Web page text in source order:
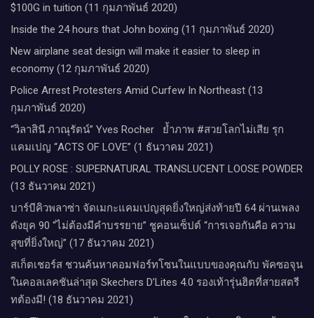
$100G in tuition (11 กุมภาพันธ์ 2020)
Inside the 24 hours that John boxing (11 กุมภาพันธ์ 2020)
New airplane seat design will make it easier to sleep in
economy (12 กุมภาพันธ์ 2020)
Police Arrest Protesters Amid Curfew In Northeast (13
กุมภาพันธ์ 2020)
“วิลาสินี ภาณุรัตน์” Yves Rocher​ ย้ำภาพ #สวยโลกไม่เสีย รุก
แคมเปญ “ACTS OF LOVE” (1 ธันวาคม 2021)
POLLY ROSE : SUPERNATURAL TRANSLUCENT LOOSE POWDER
(13 ธันวาคม 2021)
บาร์บีคิวพลาซ่า จัดเมกะแคมเปญสุดยิ่งใหญ่ส่งท้ายปี 64 ผ่านเพลง
ดังยุค 90 “ไม่ต้องมีคำบรรยาย” ชูคอนเซ็ปต์ “การเจอกันคือ ความ
สุขที่ยิ่งใหญ่” (17 ธันวาคม 2021)
สเก็ตเชอร์ส ชวนค้นหาคอมฟอร์ทโซนในแบบของคุณกับ พัคซอจุน
ในคอลเลคชันล่าสุด Skechers D’Lites 4.0 รองเท้ารุ่นฮิตที่สายสตรี
ทต้องมี! (18 ธันวาคม 2021)